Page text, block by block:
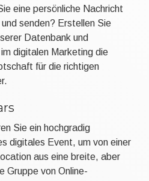
eine persönliche Nachricht
senden? Erstellen Sie
Datenbank und
digitalen Marketing die
für die richtigen
Sie ein hochgradig
digitales Event, um von einer
aus eine breite, aber
Gruppe von Online-